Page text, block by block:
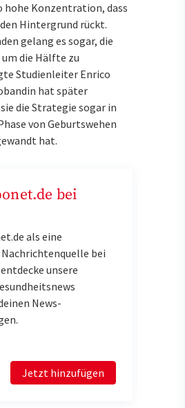
hohe Konzentration, dass
Hintergrund rückt.
gelang es sogar, die
die Hälfte zu
Studienleiter Enrico
hat später
die Strategie sogar in
von Geburtswehen
hat.
bei
als eine
bei
unsere
News-
Jetzt hinzufügen